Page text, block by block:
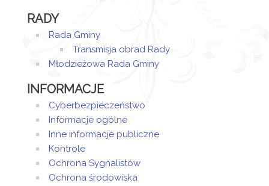
RADY
Rada Gminy
Transmisja obrad Rady
Młodzieżowa Rada Gminy
INFORMACJE
Cyberbezpieczeństwo
Informacje ogólne
Inne informacje publiczne
Kontrole
Ochrona Sygnalistów
Ochrona środowiska